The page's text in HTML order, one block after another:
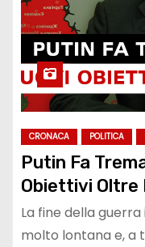
CRONACA POLITICA
Putin Fa
Obiettivi Oltre
La fine della
molto lontana e, a